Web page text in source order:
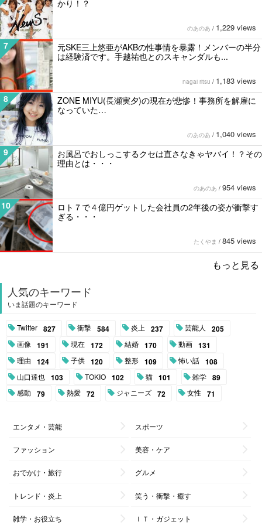
かり！？
のあのあ / 1,229 views
7
元SKE三上悠亜がAKBの性事情を暴露！メンバーの半分
は経験済です。手越祐也とのスキャンダルも...
nagai ritsu / 1,183 views
8
ZONE MIYU(長瀬実夕)の現在が悲惨！事務所を解雇に
なっていた…
のあのあ / 1,040 views
9
お風呂でおしっこするクセは直さなきゃヤバイ！？その
理由とは・・・
のあのあ / 954 views
10
ロト７で４億円ゲットした会社員の2年後の姿が衝撃す
ぎる・・・
たくやま / 845 views
もっと見る
人気のキーワード
いま話題のキーワード
Twitter 827 衝撃 584 炎上 237 芸能人 205
画像 191 現在 172 結婚 170 動画 131
理由 124 子供 120 整形 109 怖い話 108
山口達也 103 TOKIO 102 猫 101 雑学 89
感動 79 熱愛 72 ジャニーズ 72 女性 71
エンタメ・芸能 スポーツ
ファッション 美容・ケア
おでかけ・旅行 グルメ
トレンド・炎上 笑う・衝撃・癒す
雑学・お役立ち ＩＴ・ガジェット